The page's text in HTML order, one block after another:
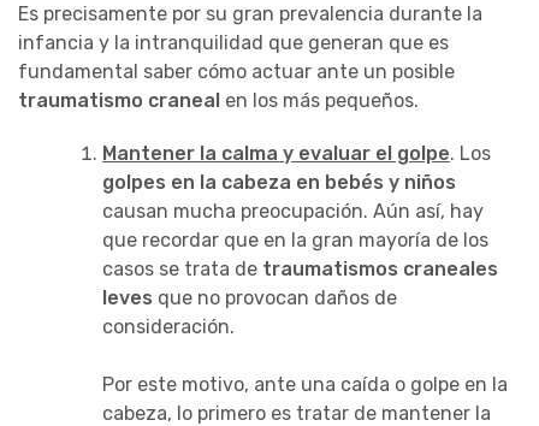
Es precisamente por su gran prevalencia durante la
infancia y la intranquilidad que generan que es
fundamental saber cómo actuar ante un posible
traumatismo craneal en los más pequeños.
Mantener la calma y evaluar el golpe. Los
golpes en la cabeza en bebés y niños
causan mucha preocupación. Aún así, hay
que recordar que en la gran mayoría de los
casos se trata de traumatismos craneales
leves que no provocan daños de
consideración.
Por este motivo, ante una caída o golpe en la
cabeza, lo primero es tratar de mantener la